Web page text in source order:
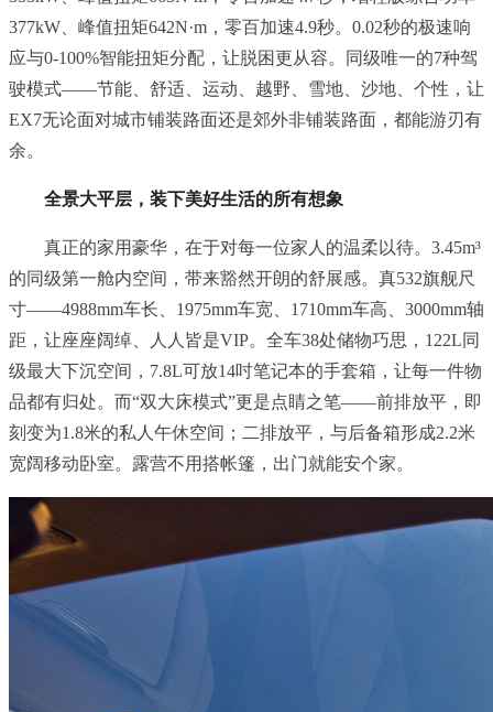
377kW、峰值扭矩642N·m，零百加速4.9秒。0.02秒的极速响
应与0-100%智能扭矩分配，让脱困更从容。同级唯一的7种驾
驶模式——节能、舒适、运动、越野、雪地、沙地、个性，让
EX7无论面对城市铺装路面还是郊外非铺装路面，都能游刃有
余。
全景大平层，装下美好生活的所有想象
真正的家用豪华，在于对每一位家人的温柔以待。3.45m³
的同级第一舱内空间，带来豁然开朗的舒展感。真532旗舰尺
寸——4988mm车长、1975mm车宽、1710mm车高、3000mm轴
距，让座座阔绰、人人皆是VIP。全车38处储物巧思，122L同
级最大下沉空间，7.8L可放14吋笔记本的手套箱，让每一件物
品都有归处。而“双大床模式”更是点睛之笔——前排放平，即
刻变为1.8米的私人午休空间；二排放平，与后备箱形成2.2米
宽阔移动卧室。露营不用搭帐篷，出门就能安个家。